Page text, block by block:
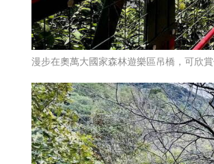
漫步在奧萬大國家森林遊樂區吊橋，可欣